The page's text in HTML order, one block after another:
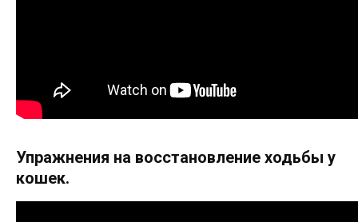
Упражнения на восстановление ходьбы у
кошек.